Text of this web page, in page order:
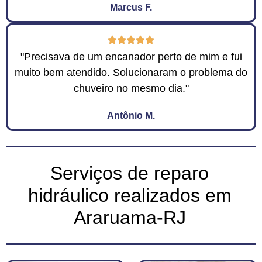
Marcus F.
"Precisava de um encanador perto de mim e fui
muito bem atendido. Solucionaram o problema do
chuveiro no mesmo dia."
Antônio M.
Serviços de reparo
hidráulico realizados em
Araruama-RJ